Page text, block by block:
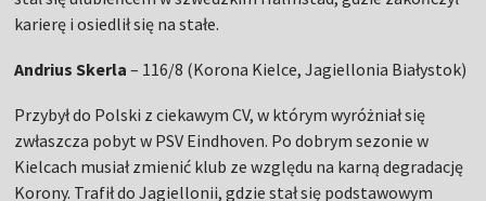
karierę i osiedlił się na stałe.
Andrius Skerla– 116/8 (Korona Kielce, Jagiellonia Białystok)
Przybył do Polski z ciekawym CV, w którym wyróżniał się
zwłaszcza pobyt w PSV Eindhoven. Po dobrym sezonie w
Kielcach musiał zmienić klub ze względu na karną degradację
Korony. Trafił do Jagiellonii, gdzie stał się podstawowym